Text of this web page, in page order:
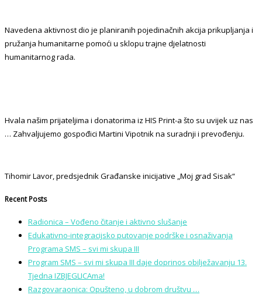
Navedena aktivnost dio je planiranih pojedinačnih akcija prikupljanja i
pružanja humanitarne pomoći u sklopu trajne djelatnosti
humanitarnog rada.
Hvala našim prijateljima i donatorima iz HIS Print-a što su uvijek uz nas
… Zahvaljujemo gospođici Martini Vipotnik na suradnji i prevođenju.
Tihomir Lavor, predsjednik Građanske inicijative „Moj grad Sisak“
Recent Posts
Radionica – Vođeno čitanje i aktivno slušanje
Edukativno-integracijsko putovanje podrške i osnaživanja
Programa SMS – svi mi skupa III
Program SMS – svi mi skupa III daje doprinos obilježavanju 13.
Tjedna IZBJEGLICAma!
Razgovaraonica: Opušteno, u dobrom društvu …